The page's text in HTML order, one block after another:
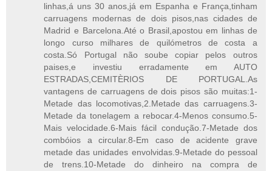
linhas,á uns 30 anos,já em Espanha e França,tinham
carruagens modernas de dois pisos,nas cidades de
Madrid e Barcelona.Até o Brasil,apostou em linhas de
longo curso milhares de quilómetros de costa a
costa.Só Portugal não soube copiar pelos outros
paises,e investiu erradamente em AUTO
ESTRADAS,CEMITÈRIOS DE PORTUGAL.As
vantagens de carruagens de dois pisos são muitas:1-
Metade das locomotivas,2.Metade das carruagens.3-
Metade da tonelagem a rebocar.4-Menos consumo.5-
Mais velocidade.6-Mais fácil condução.7-Metade dos
combóios a circular.8-Em caso de acidente grave
metade das unidades envolvidas.9-Metade do pessoal
de trens.10-Metade do dinheiro na compra de